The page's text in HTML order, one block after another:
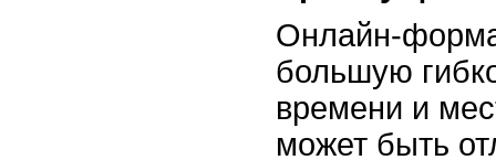
Онлайн-
большую
времени и
может быть